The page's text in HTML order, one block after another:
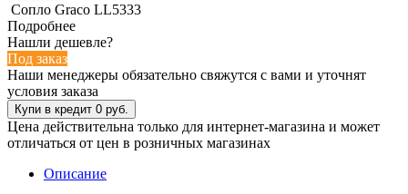
Сопло Graco LL5333
Подробнее
Нашли дешевле?
Под заказ
Наши менеджеры обязательно свяжутся с вами и уточнят
условия заказа
Цена действительна только для интернет-магазина и может
отличаться от цен в розничных магазинах
Описание